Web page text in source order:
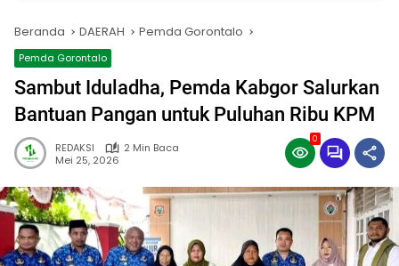
Beranda DAERAH Pemda Gorontalo
Pemda Gorontalo
Sambut Iduladha, Pemda Kabgor Salurkan
Bantuan Pangan untuk Puluhan Ribu KPM
REDAKSI
2 Min Baca
Mei 25, 2026
0